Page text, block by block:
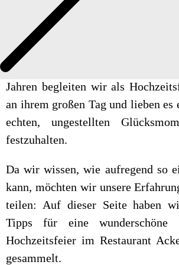
Hochzeit im Restaurant
Hey, wir sind Lara & Basti.
Jahren begleiten wir als
an ihrem großen Tag und lieben es
echten, ungestellten
festzuhalten.
Da wir wissen, wie aufregend so
kann, möchten wir unsere
teilen: Auf dieser Seite haben
Tipps für eine wunderschöne
Hochzeitsfeier im Restaurant
gesammelt.